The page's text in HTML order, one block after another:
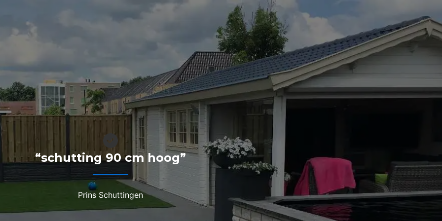
“schutting 90 cm hoog”
Prins Schuttingen